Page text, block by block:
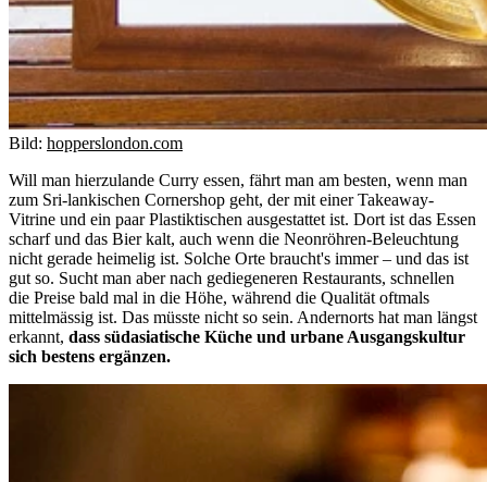
Bild: hopperslondon.com
Will man hierzulande Curry essen, fährt man am besten, wenn man
zum Sri-lankischen Cornershop geht, der mit einer Takeaway-
Vitrine und ein paar Plastiktischen ausgestattet ist. Dort ist das Essen
scharf und das Bier kalt, auch wenn die Neonröhren-Beleuchtung
nicht gerade heimelig ist. Solche Orte braucht's immer – und das ist
gut so. Sucht man aber nach gediegeneren Restaurants, schnellen
die Preise bald mal in die Höhe, während die Qualität oftmals
mittelmässig ist. Das müsste nicht so sein. Andernorts hat man längst
erkannt, dass südasiatische Küche und urbane Ausgangskultur
sich bestens ergänzen.